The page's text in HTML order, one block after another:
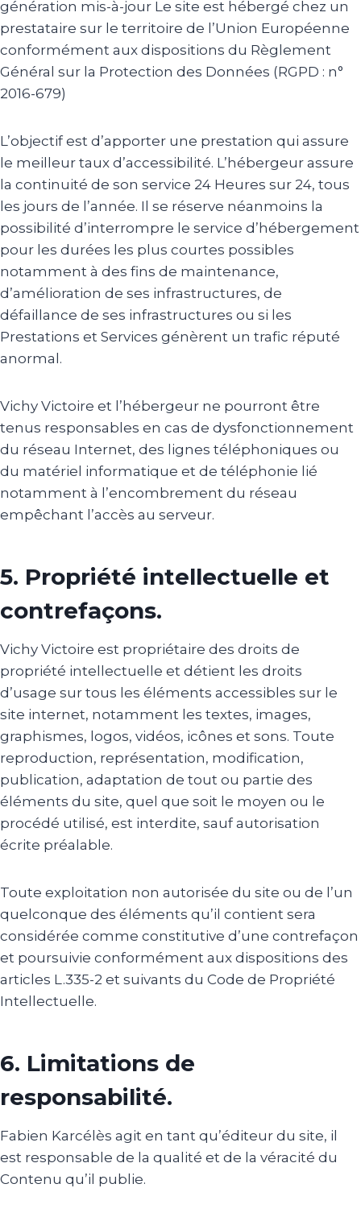
génération mis-à-jour Le site est hébergé chez un
prestataire sur le territoire de l’Union Européenne
conformément aux dispositions du Règlement
Général sur la Protection des Données (RGPD : n°
2016-679)
L’objectif est d’apporter une prestation qui assure
le meilleur taux d’accessibilité. L’hébergeur assure
la continuité de son service 24 Heures sur 24, tous
les jours de l’année. Il se réserve néanmoins la
possibilité d’interrompre le service d’hébergement
pour les durées les plus courtes possibles
notamment à des fins de maintenance,
d’amélioration de ses infrastructures, de
défaillance de ses infrastructures ou si les
Prestations et Services génèrent un trafic réputé
anormal.
Vichy Victoire et l’hébergeur ne pourront être
tenus responsables en cas de dysfonctionnement
du réseau Internet, des lignes téléphoniques ou
du matériel informatique et de téléphonie lié
notamment à l’encombrement du réseau
empêchant l’accès au serveur.
5. Propriété intellectuelle et
contrefaçons.
Vichy Victoire est propriétaire des droits de
propriété intellectuelle et détient les droits
d’usage sur tous les éléments accessibles sur le
site internet, notamment les textes, images,
graphismes, logos, vidéos, icônes et sons. Toute
reproduction, représentation, modification,
publication, adaptation de tout ou partie des
éléments du site, quel que soit le moyen ou le
procédé utilisé, est interdite, sauf autorisation
écrite préalable.
Toute exploitation non autorisée du site ou de l’un
quelconque des éléments qu’il contient sera
considérée comme constitutive d’une contrefaçon
et poursuivie conformément aux dispositions des
articles L.335-2 et suivants du Code de Propriété
Intellectuelle.
6. Limitations de
responsabilité.
Fabien Karcélès agit en tant qu’éditeur du site, il
est responsable de la qualité et de la véracité du
Contenu qu’il publie.